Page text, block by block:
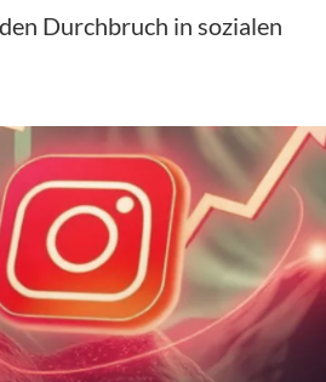
Durchbruch in sozialen